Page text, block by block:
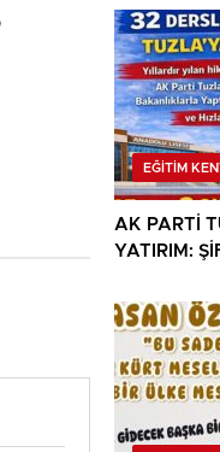
EĞİTİM
AK PARTİ
YATIRIM: